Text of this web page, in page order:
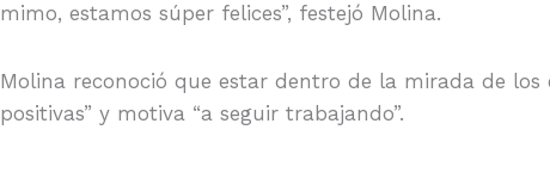
mimo, estamos súper felices”, festejó Molina.
Molina reconoció que estar dentro de la mirada de los
positivas” y motiva “a seguir trabajando”.